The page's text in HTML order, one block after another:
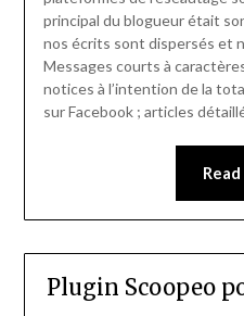
principal du blogueur était
nos écrits sont dispersés et
Messages courts à
notices à l’intention de la
sur Facebook ; articles
Plugin Scoopeo